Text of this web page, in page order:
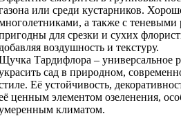
или среди кустарников.
а также с теневыми
для срезки и сухих
воздушность и текстуру.
Тардифлора – универсальное
сад в природном,
Её устойчивость,
ценным элементом озеленения,
климатом.